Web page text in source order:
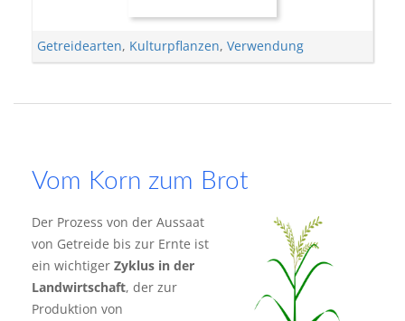
Getreidearten, Kulturpflanzen, Verwendung
Vom Korn zum Brot
Der Prozess von der Aussaat
von Getreide bis zur Ernte ist
ein wichtiger Zyklus in der
Landwirtschaft, der zur
Produktion von